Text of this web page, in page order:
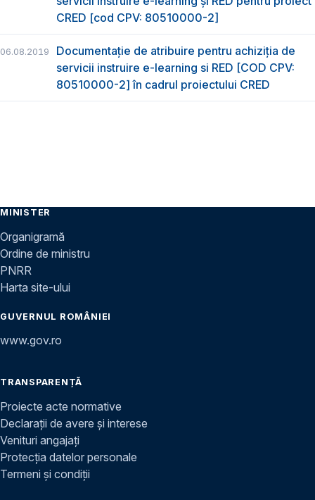
CRED [cod CPV: 80510000-2]
06.08.2019
Documentație de atribuire pentru achiziţia de
servicii instruire e-learning si RED [COD CPV:
80510000-2] în cadrul proiectului CRED
MINISTER
Organigramă
Ordine de ministru
PNRR
Harta site-ului
GUVERNUL ROMÂNIEI
www.gov.ro
TRANSPARENȚĂ
Proiecte acte normative
Declarații de avere și interese
Venituri angajați
Protecția datelor personale
Termeni și condiții